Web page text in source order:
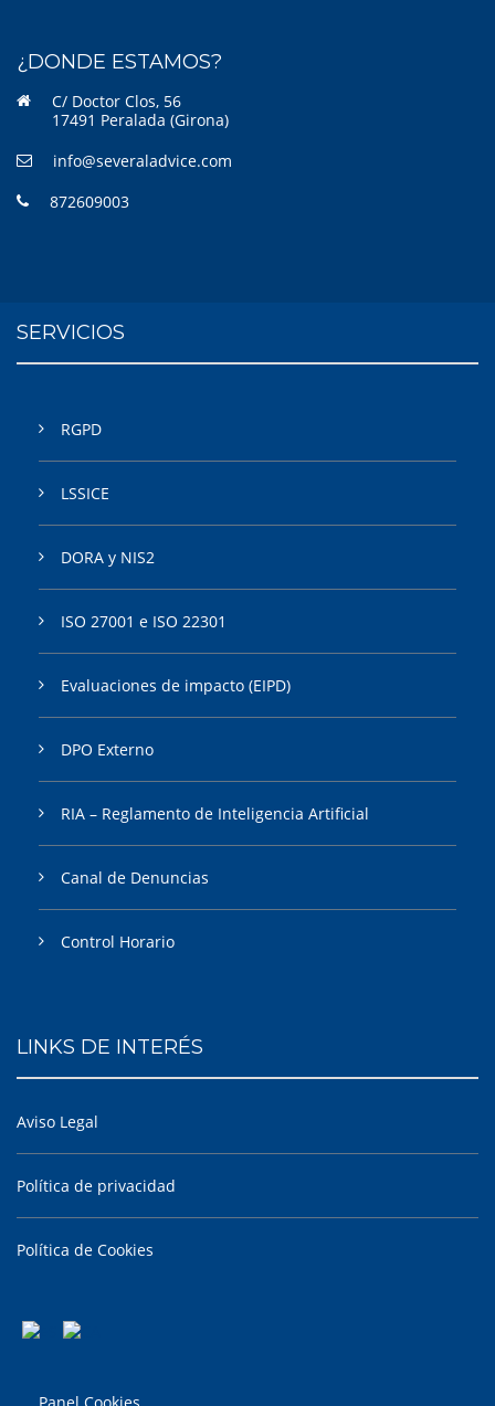
¿DONDE ESTAMOS?
C/ Doctor Clos, 56
17491 Peralada (Girona)
info@severaladvice.com
872609003
SERVICIOS
RGPD
LSSICE
DORA y NIS2
ISO 27001 e ISO 22301
Evaluaciones de impacto (EIPD)
DPO Externo
RIA – Reglamento de Inteligencia Artificial
Canal de Denuncias
Control Horario
LINKS DE INTERÉS
Aviso Legal
Política de privacidad
Política de Cookies